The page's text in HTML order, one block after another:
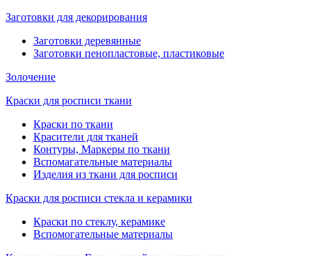
Заготовки для декорирования
Заготовки деревянные
Заготовки пенопластовые, пластиковые
Золочение
Краски для росписи ткани
Краски по ткани
Красители для тканей
Контуры, Маркеры по ткани
Вспомагательные материалы
Изделия из ткани для росписи
Краски для росписи стекла и керамики
Краски по стеклу, керамике
Вспомогательные материалы